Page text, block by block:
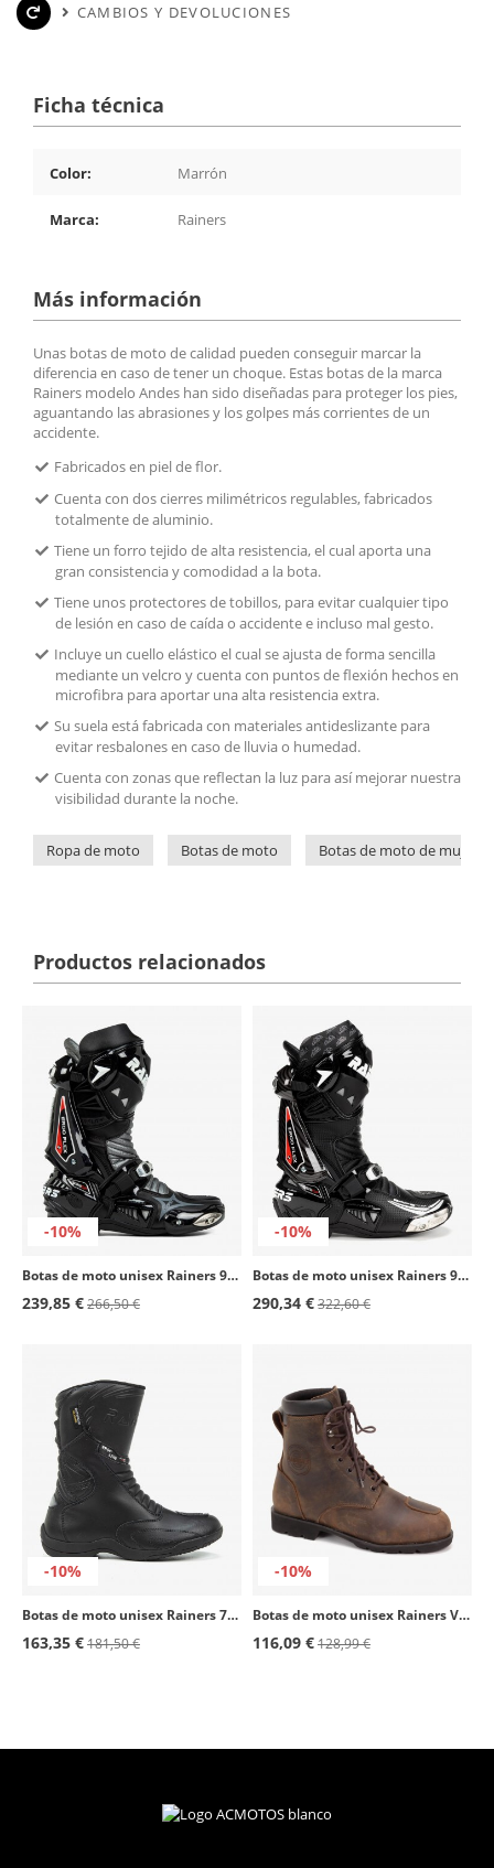
CAMBIOS Y DEVOLUCIONES
Ficha técnica
Color: Marrón
Marca: Rainers
Más información
Unas botas de moto de calidad pueden conseguir marcar la
diferencia en caso de tener un choque. Estas botas de la marca
Rainers modelo Andes han sido diseñadas para proteger los pies,
aguantando las abrasiones y los golpes más corrientes de un
accidente.
Fabricados en piel de flor.
Cuenta con dos cierres milimétricos regulables, fabricados
totalmente de aluminio.
Tiene un forro tejido de alta resistencia, el cual aporta una
gran consistencia y comodidad a la bota.
Tiene unos protectores de tobillos, para evitar cualquier tipo
de lesión en caso de caída o accidente e incluso mal gesto.
Incluye un cuello elástico el cual se ajusta de forma sencilla
mediante un velcro y cuenta con puntos de flexión hechos en
microfibra para aportar una alta resistencia extra.
Su suela está fabricada con materiales antideslizante para
evitar resbalones en caso de lluvia o humedad.
Cuenta con zonas que reflectan la luz para así mejorar nuestra
visibilidad durante la noche.
Ropa de moto Botas de moto Botas de moto de mujer
Productos relacionados
-10%
Botas de moto unisex Rainers 999 negro
239,85 €266,50 €
-10%
Botas de moto unisex Rainers 999 GP Carbono negro
290,34 €322,60 €
-10%
Botas de moto unisex Rainers 783 XRS negro
163,35 €181,50 €
-10%
Botas de moto unisex Rainers Verona marrón
116,09 €128,99 €